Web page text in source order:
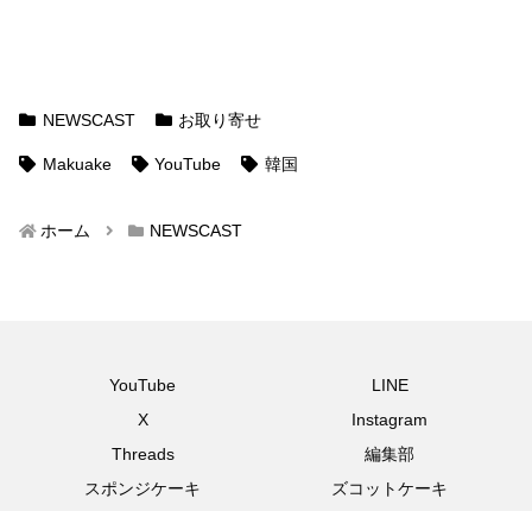
NEWSCAST お取り寄せ
Makuake YouTube 韓国
ホーム NEWSCAST
YouTube
LINE
X
Instagram
Threads
編集部
スポンジケーキ
ズコットケーキ